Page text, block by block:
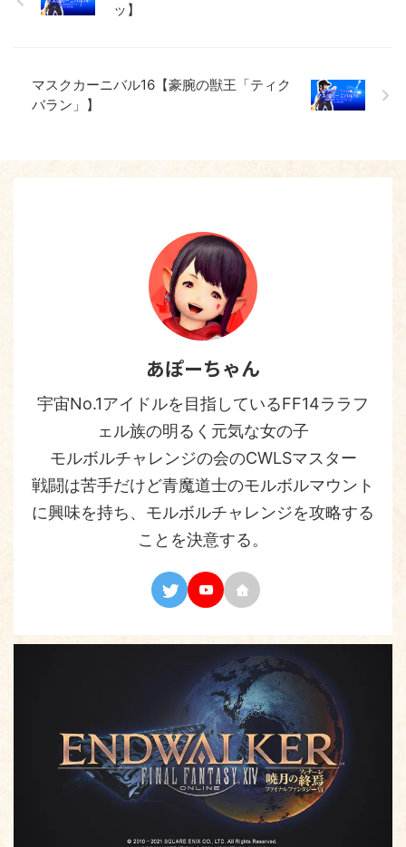
ッ】
マスクカーニバル16【豪腕の獣王「ティク
バラン」】
あぽーちゃん
宇宙No.1アイドルを目指しているFF14ララフ
ェル族の明るく元気な女の子
モルボルチャレンジの会のCWLSマスター
戦闘は苦手だけど青魔道士のモルボルマウント
に興味を持ち、モルボルチャレンジを攻略する
ことを決意する。